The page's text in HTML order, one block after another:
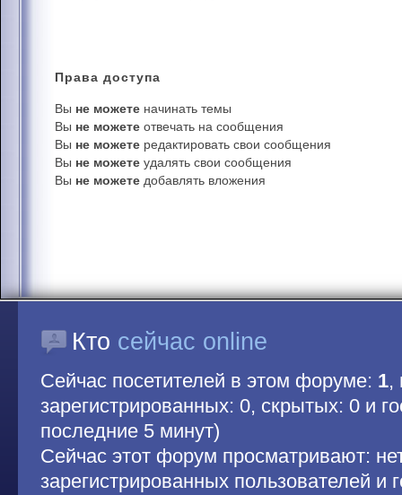
Права доступа
Вы не можете начинать темы
Вы не можете отвечать на сообщения
Вы не можете редактировать свои сообщения
Вы не можете удалять свои сообщения
Вы не можете добавлять вложения
Кто сейчас online
Сейчас посетителей в этом форуме: 1,
зарегистрированных: 0, скрытых: 0 и
последние 5 минут)
Сейчас этот форум просматривают:
зарегистрированных пользователей и